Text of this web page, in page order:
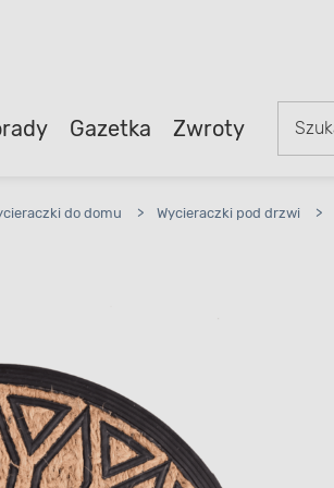
Gazetka Zwroty
do domu > Wycieraczki pod drzwi >